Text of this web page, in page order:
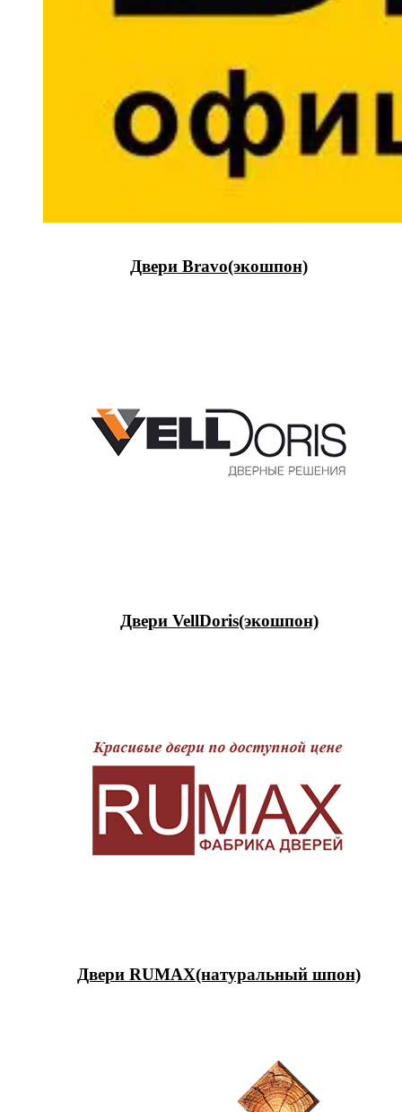
Двери Bravo(экошпон)
Двери VellDoris(экошпон)
Двери RUMAX(натуральный шпон)